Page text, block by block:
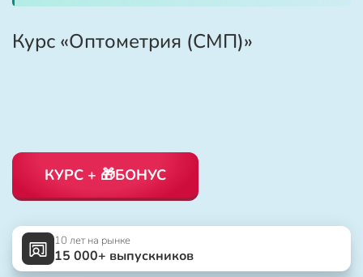
Курс «Оптометрия (СМП)»
КУРС + 🎁БОНУС
10 лет на рынке
15 000+ выпускников